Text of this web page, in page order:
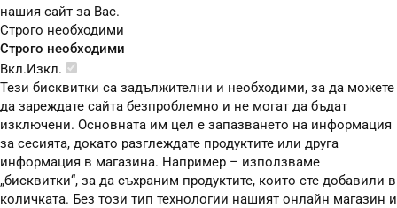
нашия сайт за Вас.
Строго необходими
Строго необходими
Вкл.Изкл.
Тези бисквитки са задължителни и необходими, за да можете
да зареждате сайта безпроблемно и не могат да бъдат
изключени. Основната им цел е запазването на информация
за сесията, докато разглеждате продуктите или друга
информация в магазина. Например – използваме
„бисквитки“, за да съхраним продуктите, които сте добавили в
количката. Без този тип технологии нашият онлайн магазин и